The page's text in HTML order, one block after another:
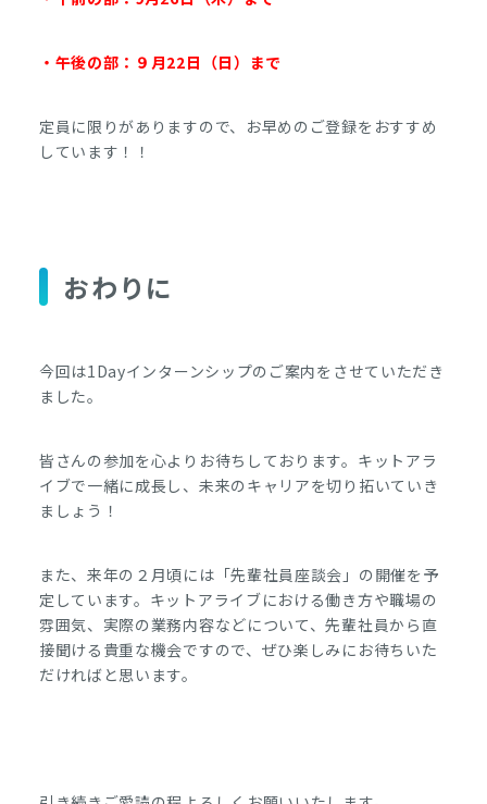
・午後の部：９月22日（日）まで
定員に限りがありますので、お早めのご登録をおすすめ
しています！！
おわりに
今回は1Dayインターンシップのご案内をさせていただき
ました。
皆さんの参加を心よりお待ちしております。キットアラ
イブで一緒に成長し、未来のキャリアを切り拓いていき
ましょう！
また、来年の２月頃には「先輩社員座談会」の開催を予
定しています。キットアライブにおける働き方や職場の
雰囲気、実際の業務内容などについて、先輩社員から直
接聞ける貴重な機会ですので、ぜひ楽しみにお待ちいた
だければと思います。